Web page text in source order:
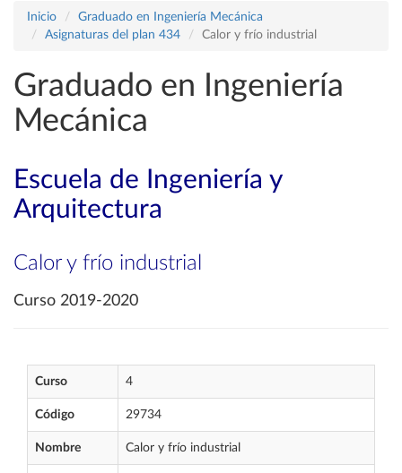
Inicio
Graduado en Ingeniería Mecánica
Asignaturas del plan 434
Calor y frío industrial
Graduado en Ingeniería
Mecánica
Escuela de Ingeniería y
Arquitectura
Calor y frío industrial
Curso 2019-2020
Curso 4
Código 29734
Nombre Calor y frío industrial